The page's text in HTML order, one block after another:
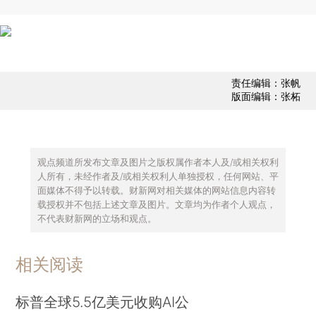
责任编辑：张帆
版面编辑：张柘
观点频道所发布文章及图片之版权属作者本人及/或相关权利
人所有，未经作者及/或相关权利人单独授权，任何网站、平
面媒体不得予以转载。财新网对相关媒体的网站信息内容转
载授权并不包括上述文章及图片。文章均为作者个人观点，
不代表财新网的立场和观点。
相关阅读
标普全球5.5亿美元收购AI公